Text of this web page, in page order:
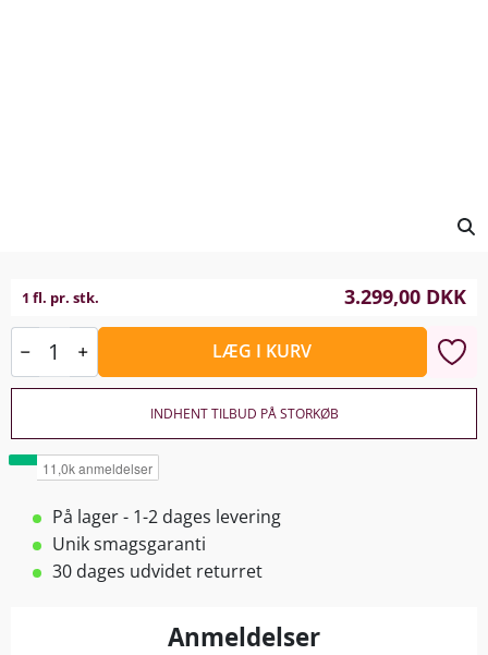
1 fl. pr. stk. 3.299,00 DKK
LÆG I KURV
INDHENT TILBUD PÅ STORKØB
På lager - 1-2 dages levering
Unik smagsgaranti
30 dages udvidet returret
Anmeldelser